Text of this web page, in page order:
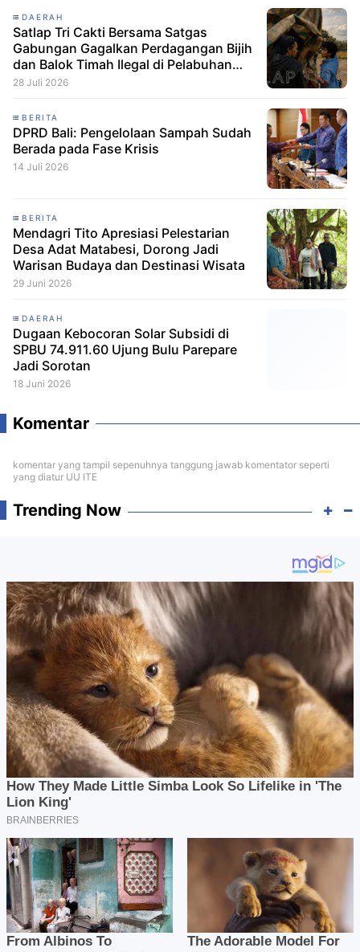
DAERAH
Satlap Tri Cakti Bersama Satgas
Gabungan Gagalkan Perdagangan Bijih
dan Balok Timah Ilegal di Pelabuhan
Pelindo Belitung
28 Juli 2026
BERITA
DPRD Bali: Pengelolaan Sampah Sudah
Berada pada Fase Krisis
14 Juli 2026
BERITA
Mendagri Tito Apresiasi Pelestarian
Desa Adat Matabesi, Dorong Jadi
Warisan Budaya dan Destinasi Wisata
29 Juni 2026
DAERAH
Dugaan Kebocoran Solar Subsidi di
SPBU 74.911.60 Ujung Bulu Parepare
Jadi Sorotan
18 Juni 2026
Komentar
komentar yang tampil sepenuhnya tanggung jawab komentator seperti
yang diatur UU ITE
Trending Now